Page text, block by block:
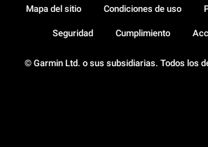
© Garmin Ltd. o sus subsidiarias. Todos los
Mapa del sitio Condiciones de uso
Seguridad Cumplimiento